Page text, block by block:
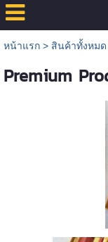
หน้าแรก> สินค้าทั้งหมด
Premium